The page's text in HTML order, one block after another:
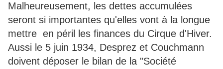
Malheureusement, les dettes accumulées
seront si importantes qu'elles vont à la longue
mettre en péril les finances du Cirque d'Hiver.
Aussi le 5 juin 1934, Desprez et Couchmann
doivent déposer le bilan de la "Société